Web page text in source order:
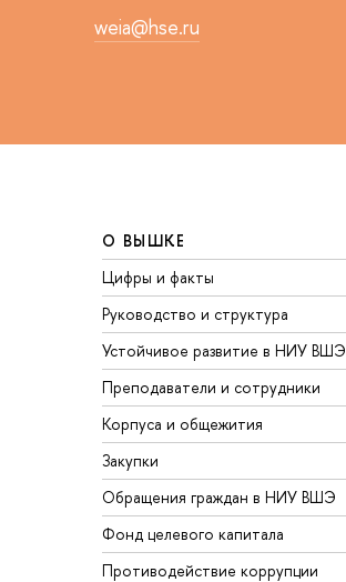
weia@hse.ru
О ВЫШКЕ
Цифры и факты
Руководство и структура
Устойчивое развитие в НИУ ВШЭ
Преподаватели и сотрудники
Корпуса и общежития
Закупки
Обращения граждан в НИУ ВШЭ
Фонд целевого капитала
Противодействие коррупции